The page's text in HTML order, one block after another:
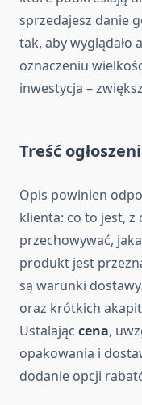
sprzedajesz danie
tak, aby wyglądało
oznaczeniu
inwestycja –
Treść
Opis powinien
klienta: co to jest, z
przechowywać,
produkt jest
są warunki
oraz krótkich
Ustalając cena,
opakowania i
dodanie opcji